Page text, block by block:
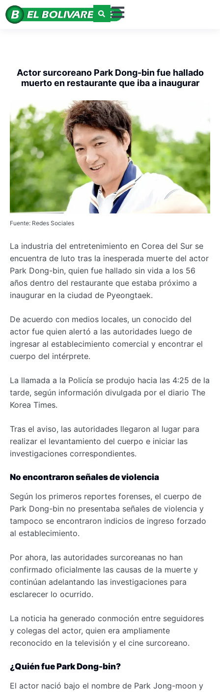
Actor surcoreano Park Dong-bin fue hallado
muerto en restaurante que iba a inaugurar
Fuente: Redes Sociales
La industria del entretenimiento en Corea del Sur se
encuentra de luto tras la inesperada muerte del actor
Park Dong-bin, quien fue hallado sin vida a los 56
años dentro del restaurante que estaba próximo a
inaugurar en la ciudad de Pyeongtaek.
De acuerdo con medios locales, un conocido del
actor fue quien alertó a las autoridades luego de
ingresar al establecimiento comercial y encontrar el
cuerpo del intérprete.
La llamada a la Policía se produjo hacia las 4:25 de la
tarde, según información divulgada por el diario The
Korea Times.
Tras el aviso, las autoridades llegaron al lugar para
realizar el levantamiento del cuerpo e iniciar las
investigaciones correspondientes.
No encontraron señales de violencia
Según los primeros reportes forenses, el cuerpo de
Park Dong-bin no presentaba señales de violencia y
tampoco se encontraron indicios de ingreso forzado
al establecimiento.
Por ahora, las autoridades surcoreanas no han
confirmado oficialmente las causas de la muerte y
continúan adelantando las investigaciones para
esclarecer lo ocurrido.
La noticia ha generado conmoción entre seguidores
y colegas del actor, quien era ampliamente
reconocido en la televisión y el cine surcoreano.
¿Quién fue Park Dong-bin?
El actor nació bajo el nombre de Park Jong-moon y